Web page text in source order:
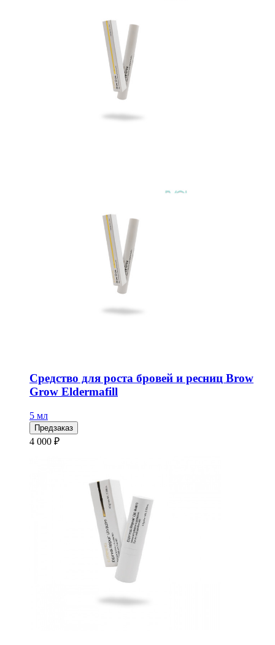
Средство для роста бровей и ресниц Brow
Grow Eldermafill
5 мл
Предзаказ
4 000 ₽